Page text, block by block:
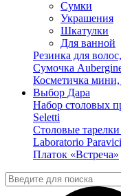
Сумки
Украшения
Шкатулки
Для ванной
Резинка для
Сумочка
Косметичка мини,
Выбор Дара
Набор столовых
Seletti
Столовые
Laboratorio
Платок «Встреча»